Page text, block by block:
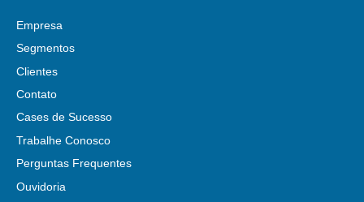
Empresa
Segmentos
Clientes
Contato
Cases de Sucesso
Trabalhe Conosco
Perguntas Frequentes
Ouvidoria